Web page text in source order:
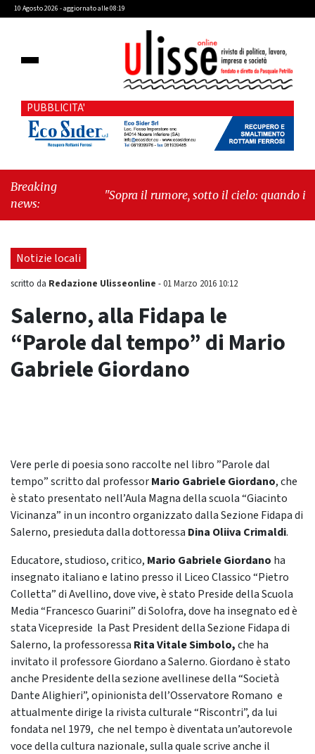
10 Agosto 2026 - aggiornato alle 08:19
PUBBLICITA'
Breaking
news:
"Sopra il rumore, sotto il cielo: quando i
«Un pasticciaccio brutto che si doveva
evitare»"
Notizie locali
scritto da Redazione Ulisseonline -01 Marzo 2016 10:12
Salerno, alla Fidapa le
“Parole dal tempo” di Mario
Gabriele Giordano
Vere perle di poesia sono raccolte nel libro ”Parole dal
tempo” scritto dal professorMario Gabriele Giordano, che
è stato presentato nell’Aula Magna della scuola “Giacinto
Vicinanza” in un incontro organizzato dalla Sezione Fidapa di
Salerno, presieduta dalla dottoressa Dina Oliiva Crimaldi.
Educatore, studioso, critico, Mario Gabriele Giordano ha
insegnato italiano e latino presso il Liceo Classico “Pietro
Colletta” di Avellino, dove vive, è stato Preside della Scuola
Media “Francesco Guarini” di Solofra, dove ha insegnato ed è
stata Vicepreside la Past President della Sezione Fidapa di
Salerno, la professoressa Rita Vitale Simbolo,che ha
invitato il professore Giordano a Salerno. Giordano è stato
anche Presidente della sezione avellinese della “Società
Dante Alighieri”, opinionista dell’Osservatore Romano e
attualmente dirige la rivista culturale “Riscontri”, da lui
fondata nel 1979, che nel tempo è diventata un’autorevole
voce della cultura nazionale, sulla quale scrive anche il